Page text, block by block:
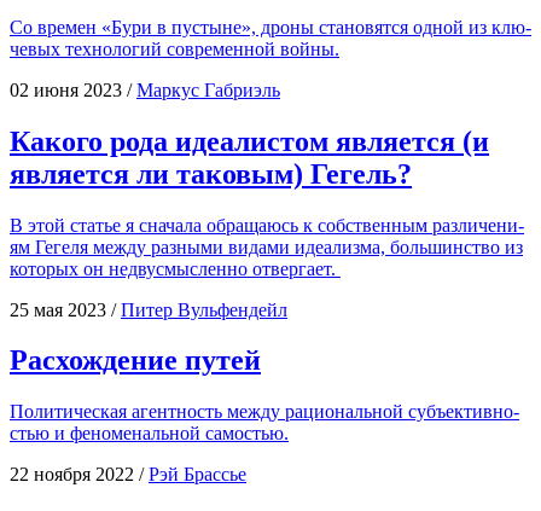
Со вре­мен «Бури в пустыне», дро­ны ста­но­вят­ся одной из клю­
че­вых тех­но­ло­гий совре­мен­ной войны.
02 июня 2023 /Маркус Габриэль
Какого рода идеалистом является (и
является ли таковым) Гегель?
В этой ста­тье я сна­ча­ла обра­ща­юсь к соб­ствен­ным раз­ли­че­ни­
ям Геге­ля меж­ду раз­ны­ми вида­ми иде­а­лиз­ма, боль­шин­ство из
кото­рых он недву­смыс­лен­но отвергает.
25 мая 2023 /Питер Вульфендейл
Расхождение путей
Поли­ти­че­ская агент­ность меж­ду раци­о­наль­ной субъ­ек­тив­но­
стью и фено­ме­наль­ной самостью.
22 ноября 2022 /Рэй Брассье